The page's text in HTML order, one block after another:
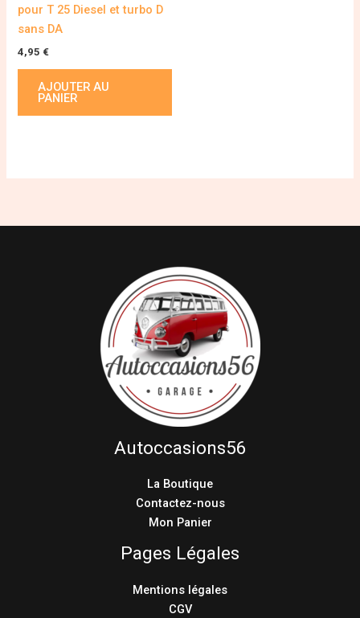
pour T 25 Diesel et turbo D
sans DA
4,95 €
AJOUTER AU
PANIER
Autoccasions56
La Boutique
Contactez-nous
Mon Panier
Pages Légales
Mentions légales
CGV